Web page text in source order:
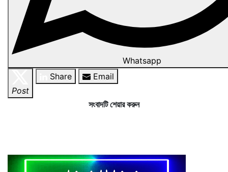
Whatsapp
Post
Share Email
সংবাদটি শেয়ার করুন